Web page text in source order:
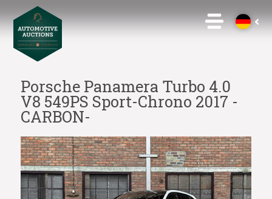
Porsche Panamera Turbo 4.0
V8 549PS Sport-Chrono 2017 -
CARBON-